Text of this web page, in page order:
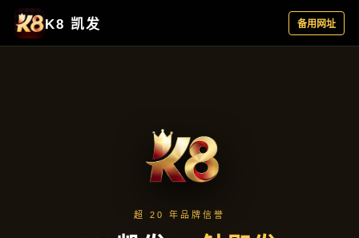
成效展示
首页 成效展示